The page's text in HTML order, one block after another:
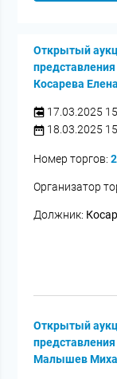
Открытый
Косарева
17.03.2025
18.03.2025
Номер торгов:
Организатор
Должник:
Открытый
Малышев